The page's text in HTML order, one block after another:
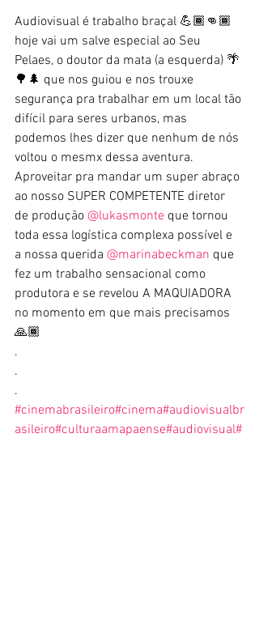
Audiovisual é trabalho braçal 💪🏾👊🏾
hoje vai um salve especial ao Seu
Pelaes, o doutor da mata (a esquerda) 🌴
🌳🌲 que nos guiou e nos trouxe
segurança pra trabalhar em um local tão
difícil para seres urbanos, mas
podemos lhes dizer que nenhum de nós
voltou o mesmx dessa aventura.
Aproveitar pra mandar um super abraço
ao nosso SUPER COMPETENTE diretor
de produção @lukasmonte que tornou
toda essa logística complexa possível e
a nossa querida @marinabeckman que
fez um trabalho sensacional como
produtora e se revelou A MAQUIADORA
no momento em que mais precisamos
🙏🏾
.
.
.
#cinemabrasileiro#cinema#audiovisualbr
asileiro#culturaamapaense#audiovisual#